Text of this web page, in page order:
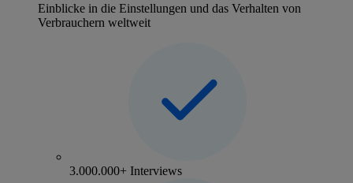
Einblicke in die Einstellungen und das Verhalten von
Verbrauchern weltweit
3.000.000+ Interviews